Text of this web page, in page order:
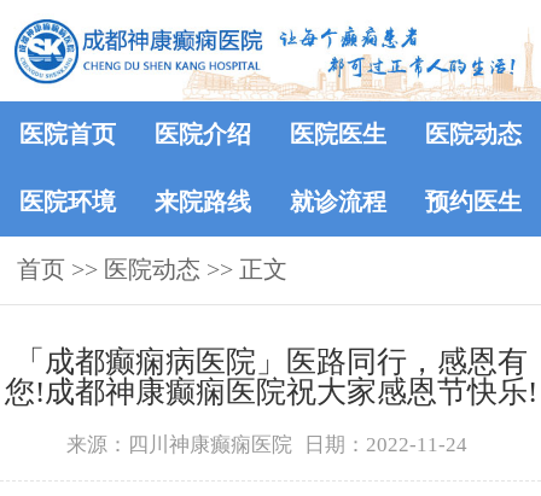
医院首页 医院介绍 医院医生 医院动态
医院环境 来院路线 就诊流程 预约医生
首页 >> 医院动态 >> 正文
「成都癫痫病医院」医路同行，感恩有
您!成都神康癫痫医院祝大家感恩节快乐!
来源：四川神康癫痫医院 日期：2022-11-24